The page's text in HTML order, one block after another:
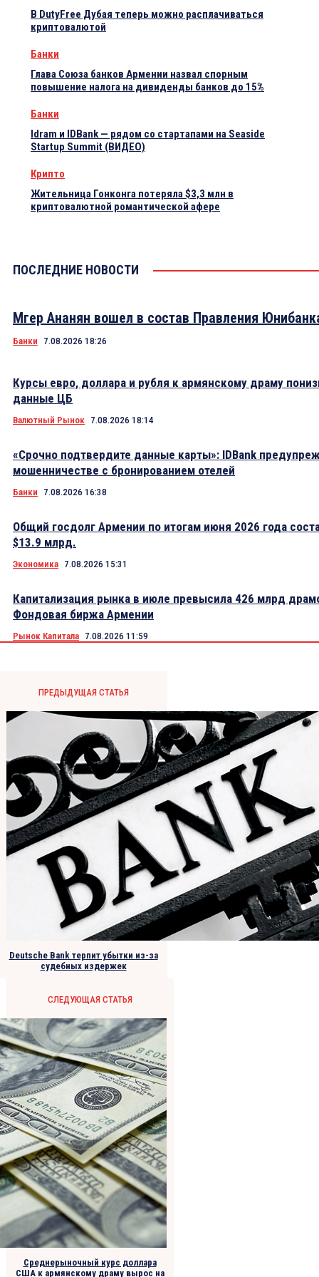
В DutyFree Дубая теперь можно расплачиваться
криптовалютой
Банки
Глава Союза банков Армении назвал спорным
повышение налога на дивиденды банков до 15%
Банки
Idram и IDBank — рядом со стартапами на Seaside
Startup Summit (ВИДЕО)
Крипто
Жительница Гонконга потеряла $3,3 млн в
криптовалютной романтической афере
ПОСЛЕДНИЕ НОВОСТИ
Мгер Ананян вошел в состав Правления
Банки 7.08.2026 18:26
Курсы евро, доллара и рубля к армянскому драму
данные ЦБ
Валютный Рынок 7.08.2026 18:14
«Срочно подтвердите данные карты»: IDBank
мошенничестве с бронированием отелей
Банки 7.08.2026 16:38
Общий госдолг Армении по итогам июня 2026 года
$13.9 млрд.
Экономика 7.08.2026 15:31
Капитализация рынка в июле превысила 426 млрд
Фондовая биржа Армении
Рынок Капитала 7.08.2026 11:59
ПРЕДЫДУЩАЯ СТАТЬЯ
Deutsche Bank терпит убытки из-за
судебных издержек
СЛЕДУЮЩАЯ СТАТЬЯ
Среднерыночный курс доллара
США к армянскому драму вырос на